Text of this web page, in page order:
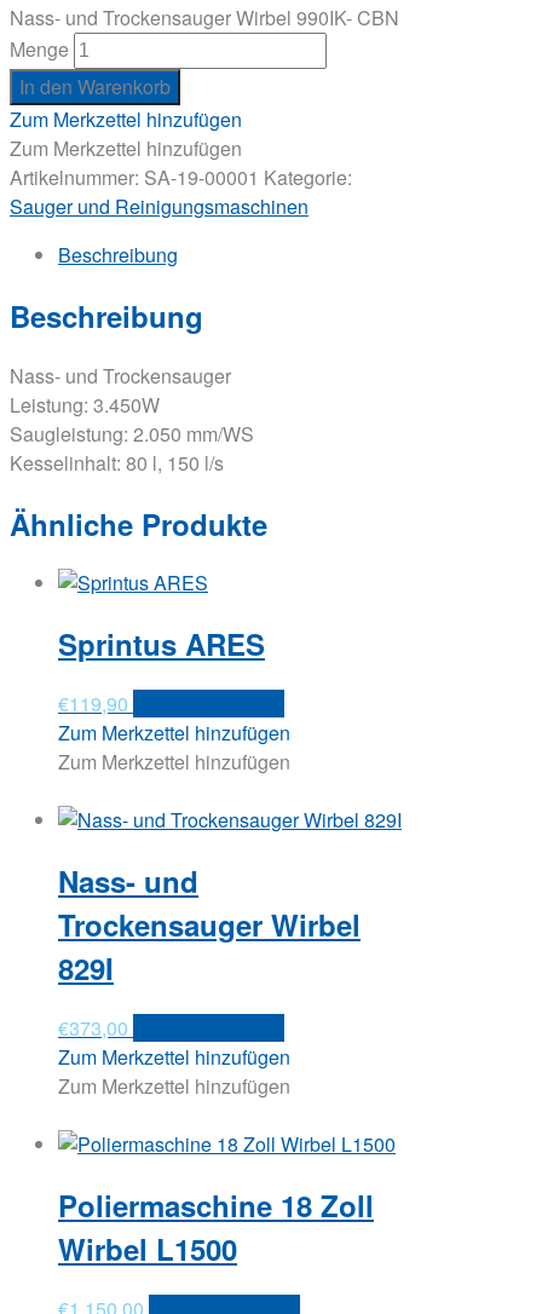
Nass- und Trockensauger Wirbel 990IK- CBN
Menge
In den Warenkorb
Zum Merkzettel hinzufügen
Zum Merkzettel hinzufügen
Artikelnummer: SA-19-00001 Kategorie:
Sauger und Reinigungsmaschinen
Beschreibung
Beschreibung
Nass- und Trockensauger
Leistung: 3.450W
Saugleistung: 2.050 mm/WS
Kesselinhalt: 80 l, 150 l/s
Ähnliche Produkte
Sprintus ARES
€119,90
Zum Merkzettel hinzufügen
Zum Merkzettel hinzufügen
Nass- und
Trockensauger Wirbel
829I
€373,00
Zum Merkzettel hinzufügen
Zum Merkzettel hinzufügen
Poliermaschine 18 Zoll
Wirbel L1500
€1.150,00